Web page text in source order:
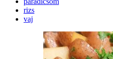
rizs
vaj